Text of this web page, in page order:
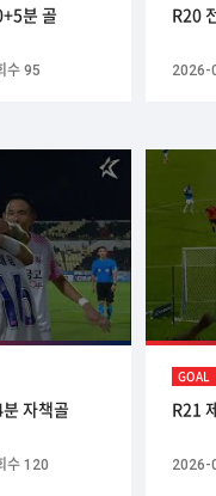
분 골
수 95
R20
2026-
자책골
수 120
GOAL
R21
2026-